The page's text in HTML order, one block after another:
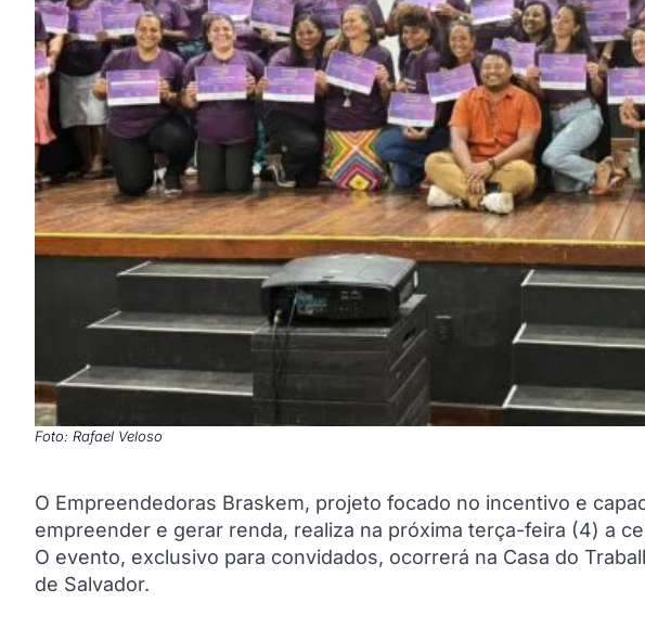
Foto: Rafael Veloso
O Empreendedoras Braskem, projeto focado no incentivo e
empreender e gerar renda, realiza na próxima terça-feira (4) a
O evento, exclusivo para convidados, ocorrerá na Casa do
de Salvador.